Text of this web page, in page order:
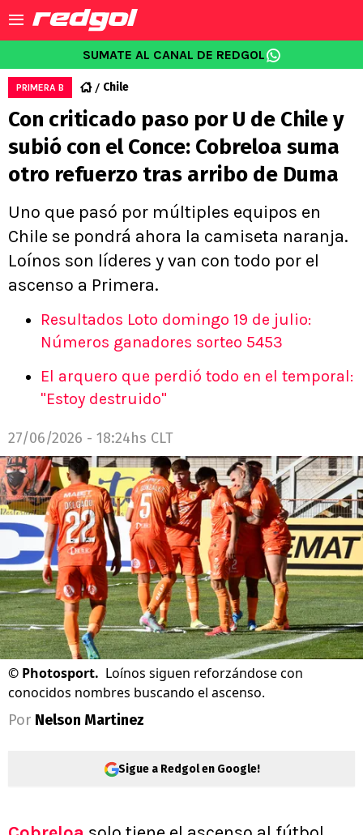
SUMATE AL CANAL DE REDGOL
PRIMERA B Chile
Con criticado paso por U de Chile y
subió con el Conce: Cobreloa suma
otro refuerzo tras arribo de Duma
Uno que pasó por múltiples equipos en
Chile se pondrá ahora la camiseta naranja.
Loínos son líderes y van con todo por el
ascenso a Primera.
Resultados Loto domingo 19 de julio:
Números ganadores sorteo 5453
El arquero que perdió todo en el temporal:
"Estoy destruido"
27/06/2026 - 18:24hs CLT
© Photosport. Loínos siguen reforzándose con
conocidos nombres buscando el ascenso.
Por Nelson Martinez
Sigue a Redgol en Google!